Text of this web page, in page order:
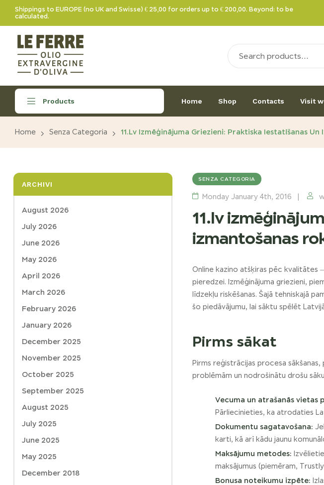
Shippings to EUROPE (no UK and Swisse) € 25,00 for orders up to € 200,00. Beyond: to be
calculated.
Products Home Shop Contacts Visit
Home Senza Categoria 11.lv Izmēģinājuma Griezieni: Praktiska Iestatīšanas
SENZA CATEGORIA
Monday January 4th, 2016
11.lv
izmantošanas
Online kazino atšķiras pēc kvalitātes
pieredzei. Izmēģinājuma griezieni,
līdzekļu riskēšanas. Šajā tehniskajā
šo piedāvājumu, lai sāktu spēlēt
Pirms sākat
Pirms reģistrācijas procesa
problēmām un nodrošinātu drošu
Vecuma un atrašanās vietas
Pārliecinieties, ka atrodaties
Dokumentu sagatavošana:
karti, kā arī kādu jaunu
Maksājumu metodes:
maksājumus (piemēram,
Bonusa noteikumu izpēte:
ARCHIVI
August 2026
July 2026
June 2026
May 2026
April 2026
March 2026
February 2026
January 2026
December 2025
November 2025
October 2025
September 2025
August 2025
July 2025
June 2025
May 2025
December 2018